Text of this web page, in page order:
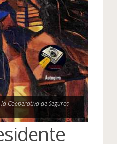
Cooperativa de Seguros